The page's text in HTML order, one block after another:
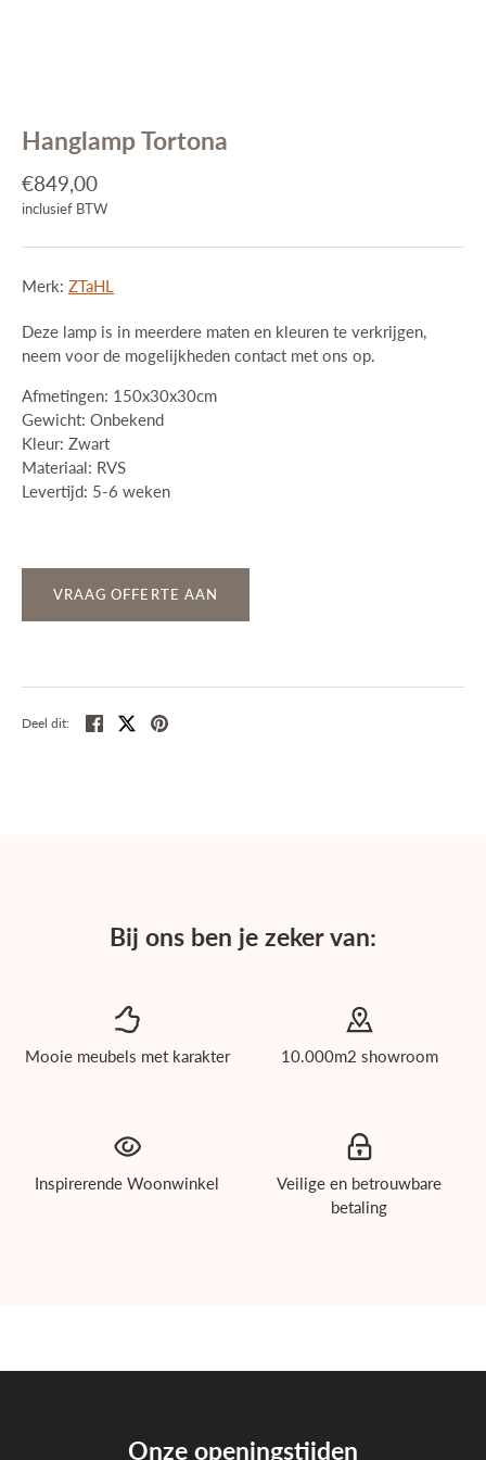
Contact
Hanglamp Tortona
€849,00
inclusief BTW
Merk: ZTaHL
Deze lamp is in meerdere maten en kleuren te verkrijgen,
neem voor de mogelijkheden contact met ons op.
Afmetingen: 150x30x30cm
Gewicht: Onbekend
Kleur: Zwart
Materiaal: RVS
Levertijd: 5-6 weken
VRAAG OFFERTE AAN
Deel dit: Deel TweetPin
Bij ons ben je zeker van:
Mooie meubels met karakter 10.000m2 showroom
Inspirerende Woonwinkel
Veilige en betrouwbare
betaling
Onze openingstijden